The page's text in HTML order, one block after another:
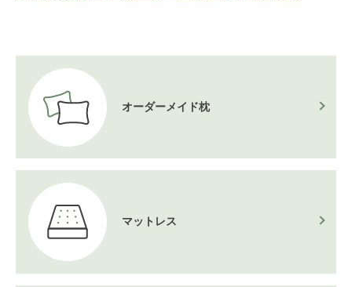
オーダーメイド枕
マットレス